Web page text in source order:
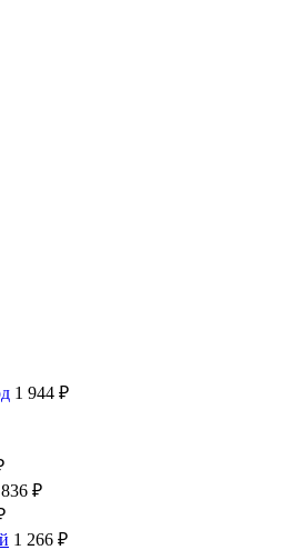
1 944 ₽
836 ₽
1 266 ₽